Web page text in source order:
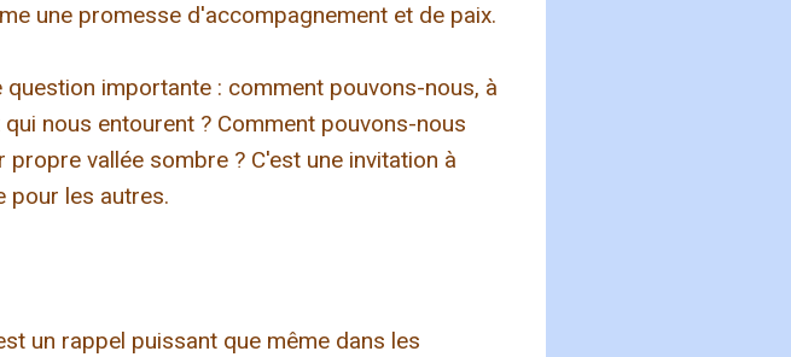
une promesse d'accompagnement et de paix.
importante : comment pouvons-nous, à
nous entourent ? Comment pouvons-nous
vallée sombre ? C'est une invitation à
pour les autres.
un rappel puissant que même dans les